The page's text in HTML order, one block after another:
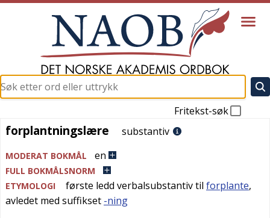
Fritekst-søk
forplantningslære
forplantningslære substantiv
MODERAT BOKMÅL en
FULL BOKMÅLSNORM
ETYMOLOGI
første ledd verbalsubstantiv til forplante,
avledet med suffikset -ning